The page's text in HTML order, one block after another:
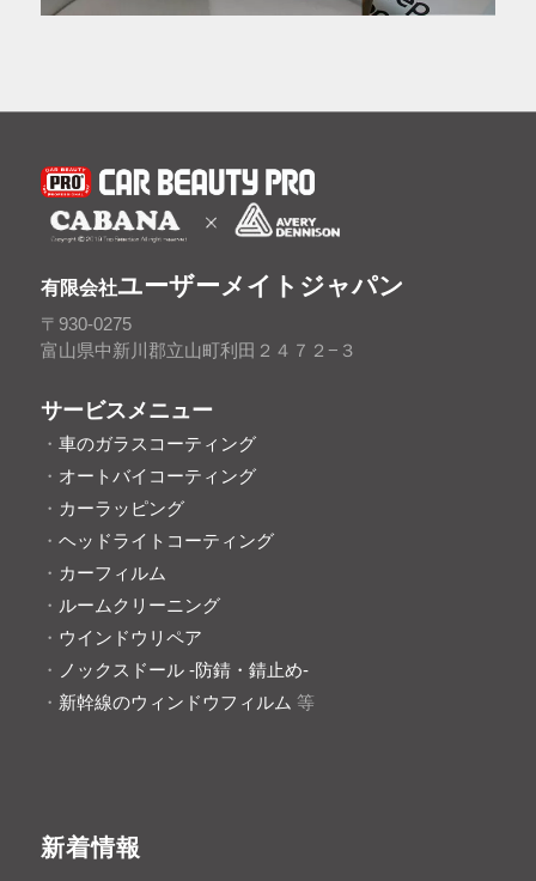
有限会社ユーザーメイトジャパン
〒930-0275
富山県中新川郡立山町利田２４７２−３
サービスメニュー
・ 車のガラスコーティング
・ オートバイコーティング
・ カーラッピング
・ ヘッドライトコーティング
・ カーフィルム
・ ルームクリーニング
・ ウインドウリペア
・ ノックスドール -防錆・錆止め-
・ 新幹線のウィンドウフィルム 等
新着情報